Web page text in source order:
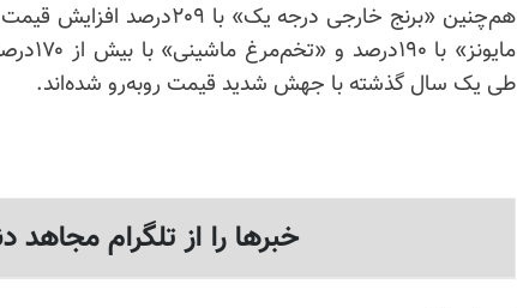
طی یک سال گذشته با جهش شدید قیمت روبه‌رو شده‌اند.
خبرها را از تلگرام مجاهد